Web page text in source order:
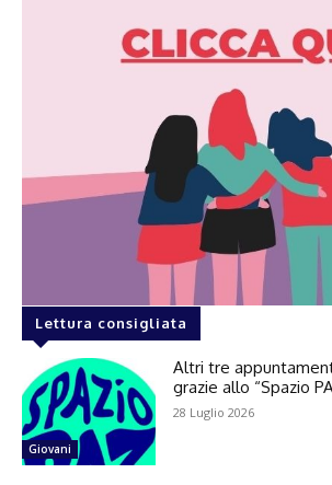
Lettura consigliata
Giovani
Altri tre
grazie allo “Spazio
28 Luglio 2026